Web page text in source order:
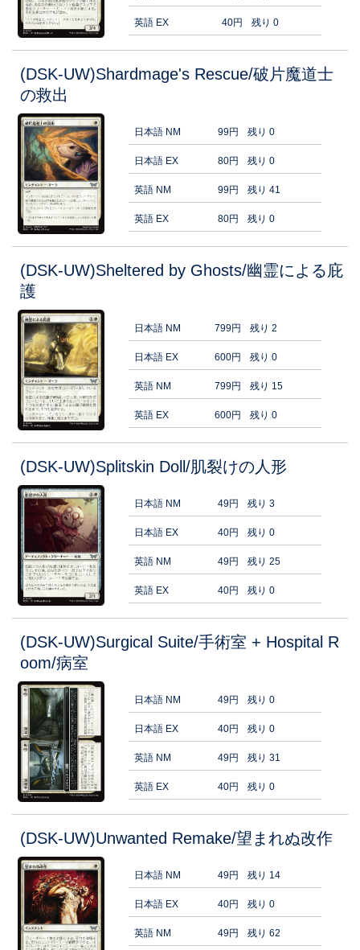
英語 EX 40円 残り 0
(DSK-UW)Shardmage's Rescue/破片魔道士
の救出
日本語 NM 99円 残り 0
日本語 EX 80円 残り 0
英語 NM 99円 残り 41
英語 EX 80円 残り 0
(DSK-UW)Sheltered by Ghosts/幽霊による庇
護
日本語 NM 799円 残り 2
日本語 EX 600円 残り 0
英語 NM 799円 残り 15
英語 EX 600円 残り 0
(DSK-UW)Splitskin Doll/肌裂けの人形
日本語 NM 49円 残り 3
日本語 EX 40円 残り 0
英語 NM 49円 残り 25
英語 EX 40円 残り 0
(DSK-UW)Surgical Suite/手術室 + Hospital R
oom/病室
日本語 NM 49円 残り 0
日本語 EX 40円 残り 0
英語 NM 49円 残り 31
英語 EX 40円 残り 0
(DSK-UW)Unwanted Remake/望まれぬ改作
日本語 NM 49円 残り 14
日本語 EX 40円 残り 0
英語 NM 49円 残り 62